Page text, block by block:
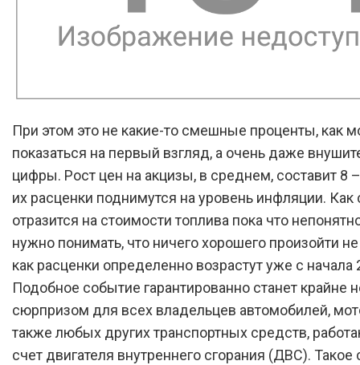
При этом это не какие-то смешные проценты, как
показаться на первый взгляд, а очень даже
цифры. Рост цен на акцизы, в среднем, составит 8 –
их расценки поднимутся на уровень инфляции. Как
отразится на стоимости топлива пока что
нужно понимать, что ничего хорошего произойти
как расценки определенно возрастут уже с начала
Подобное событие гарантированно станет крайне
сюрпризом для всех владельцев автомобилей,
также любых других транспортных средств,
счет двигателя внутреннего сгорания (ДВС). Такое